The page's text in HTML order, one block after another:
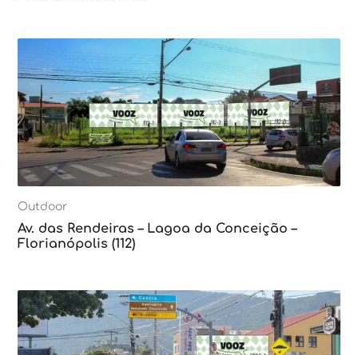
Outdoor
Av. das Rendeiras – Lagoa da Conceição –
Florianópolis (112)